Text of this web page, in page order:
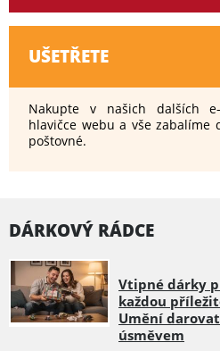
UŠETŘETE
Nakupte v našich dalších
hlavičce webu a vše zabalíme
poštovné.
DÁRKOVÝ RÁDCE
Vtipné dárky
každou
Umění
úsměvem